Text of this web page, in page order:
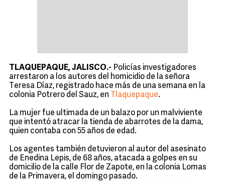
TLAQUEPAQUE, JALISCO.- Policías investigadores
arrestaron a los autores del homicidio de la señora
Teresa Díaz, registrado hace más de una semana en la
colonia Potrero del Sauz, en
Tlaquepaque.
La mujer fue ultimada de un balazo por un malviviente
que intentó atracar la tienda de abarrotes de la dama,
quien contaba con 55 años de edad.
Los agentes también detuvieron al autor del asesinato
de Enedina Lepis, de 68 años, atacada a golpes en su
domicilio de la calle Flor de Zapote, en la colonia Lomas
de la Primavera, el domingo pasado.